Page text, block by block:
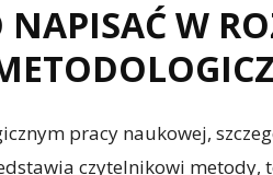
NAPISAĆ W
pracy naukowej,
czytelnikowi metody,